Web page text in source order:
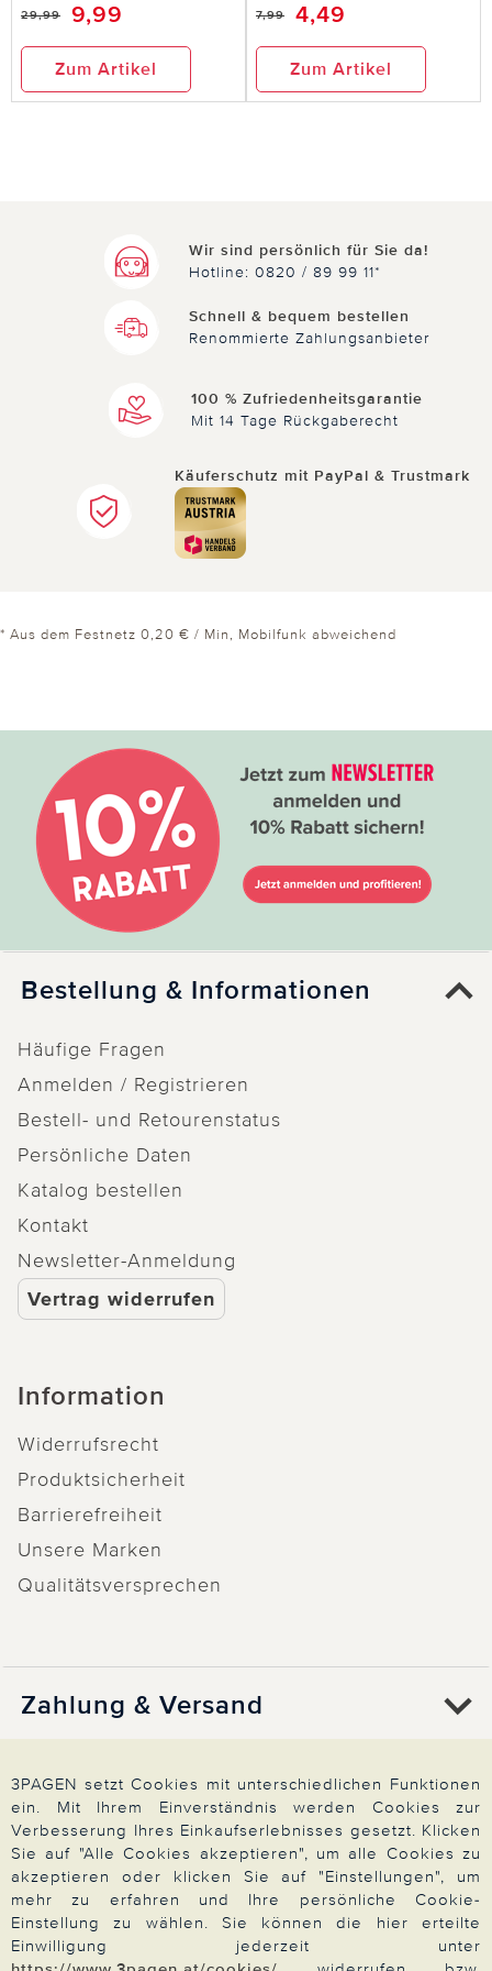
hilfreich
hilfreich
29,99 9,99
Zum Artikel
7,99 4,49
Zum Artikel
Wir sind persönlich für Sie da!
Hotline: 0820 / 89 99 11*
Schnell & bequem bestellen
Renommierte Zahlungsanbieter
100 % Zufriedenheitsgarantie
Mit 14 Tage Rückgaberecht
Käuferschutz mit PayPal & Trustmark
* Aus dem Festnetz 0,20 € / Min, Mobilfunk abweichend
Bestellung & Informationen
Häufige Fragen
Anmelden / Registrieren
Bestell- und Retourenstatus
Persönliche Daten
Katalog bestellen
Kontakt
Newsletter-Anmeldung
Vertrag widerrufen
Information
Widerrufsrecht
Produktsicherheit
Barrierefreiheit
Unsere Marken
Qualitätsversprechen
Zahlung & Versand
Über 3PAGEN
Wir beraten Sie gern
Impressum Datenschutz
3PAGEN setzt Cookies mit unterschiedlichen Funktionen
ein. Mit Ihrem Einverständnis werden Cookies zur
Verbesserung Ihres Einkaufserlebnisses gesetzt. Klicken
Sie auf "Alle Cookies akzeptieren", um alle Cookies zu
akzeptieren oder klicken Sie auf "Einstellungen", um
mehr zu erfahren und Ihre persönliche Cookie-
Einstellung zu wählen. Sie können die hier erteilte
Einwilligung jederzeit unter